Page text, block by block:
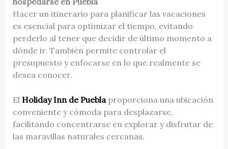
Hacer un itinerario para planificar las vacaciones
es esencial para optimizar el tiempo, evitando
perderlo al tener que decidir de último momento a
dónde ir. También permite controlar el
presupuesto y enfocarse en lo que realmente se
desea conocer.
El Holiday Inn de Pueblaproporciona una ubicación
conveniente y cómoda para desplazarse,
facilitando concentrarse en explorar y disfrutar de
las maravillas naturales cercanas.